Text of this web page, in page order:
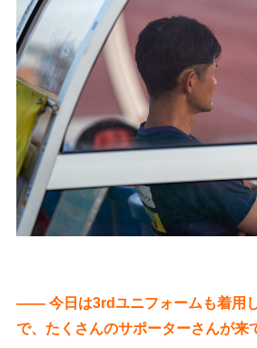
―― 今日は3rdユニフォームも着用
で、たくさんのサポーターさんが来